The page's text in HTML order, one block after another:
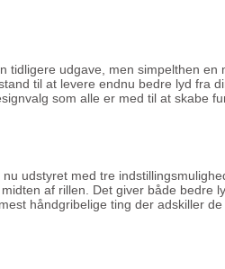
tidligere udgave, men simpelthen
til at levere endnu bedre lyd fra
som alle er med til at skabe
udstyret med tre
af rillen. Det giver både bedre
håndgribelige ting der adskiller de